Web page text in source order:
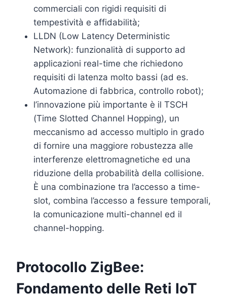
commerciali con rigidi requisiti di
tempestività e affidabilità;
LLDN (Low Latency Deterministic
Network): funzionalità di supporto ad
applicazioni real-time che richiedono
requisiti di latenza molto bassi (ad es.
Automazione di fabbrica, controllo robot);
l’innovazione più importante è il TSCH
(Time Slotted Channel Hopping), un
meccanismo ad accesso multiplo in grado
di fornire una maggiore robustezza alle
interferenze elettromagnetiche ed una
riduzione della probabilità della collisione.
È una combinazione tra l’accesso a time-
slot, combina l’accesso a fessure temporali,
la comunicazione multi-channel ed il
channel-hopping.
Protocollo ZigBee:
Fondamento delle Reti IoT